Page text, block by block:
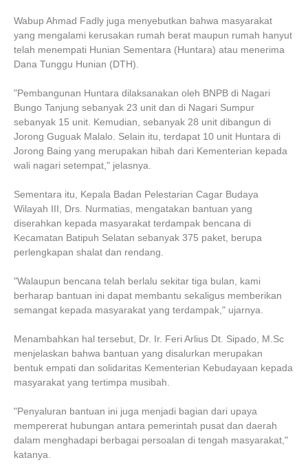
Wabup Ahmad Fadly juga menyebutkan bahwa masyarakat
yang mengalami kerusakan rumah berat maupun rumah hanyut
telah menempati Hunian Sementara (Huntara) atau menerima
Dana Tunggu Hunian (DTH).
"Pembangunan Huntara dilaksanakan oleh BNPB di Nagari
Bungo Tanjung sebanyak 23 unit dan di Nagari Sumpur
sebanyak 15 unit. Kemudian, sebanyak 28 unit dibangun di
Jorong Guguak Malalo. Selain itu, terdapat 10 unit Huntara di
Jorong Baing yang merupakan hibah dari Kementerian kepada
wali nagari setempat," jelasnya.
Sementara itu, Kepala Badan Pelestarian Cagar Budaya
Wilayah III, Drs. Nurmatias, mengatakan bantuan yang
diserahkan kepada masyarakat terdampak bencana di
Kecamatan Batipuh Selatan sebanyak 375 paket, berupa
perlengkapan shalat dan rendang.
"Walaupun bencana telah berlalu sekitar tiga bulan, kami
berharap bantuan ini dapat membantu sekaligus memberikan
semangat kepada masyarakat yang terdampak," ujarnya.
Menambahkan hal tersebut, Dr. Ir. Feri Arlius Dt. Sipado, M.Sc
menjelaskan bahwa bantuan yang disalurkan merupakan
bentuk empati dan solidaritas Kementerian Kebudayaan kepada
masyarakat yang tertimpa musibah.
"Penyaluran bantuan ini juga menjadi bagian dari upaya
mempererat hubungan antara pemerintah pusat dan daerah
dalam menghadapi berbagai persoalan di tengah masyarakat,"
katanya.